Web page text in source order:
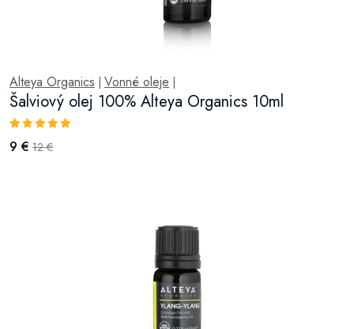
Alteya Organics Vonné oleje
Šalviový olej 100% Alteya Organics 10ml
9 € 12 €